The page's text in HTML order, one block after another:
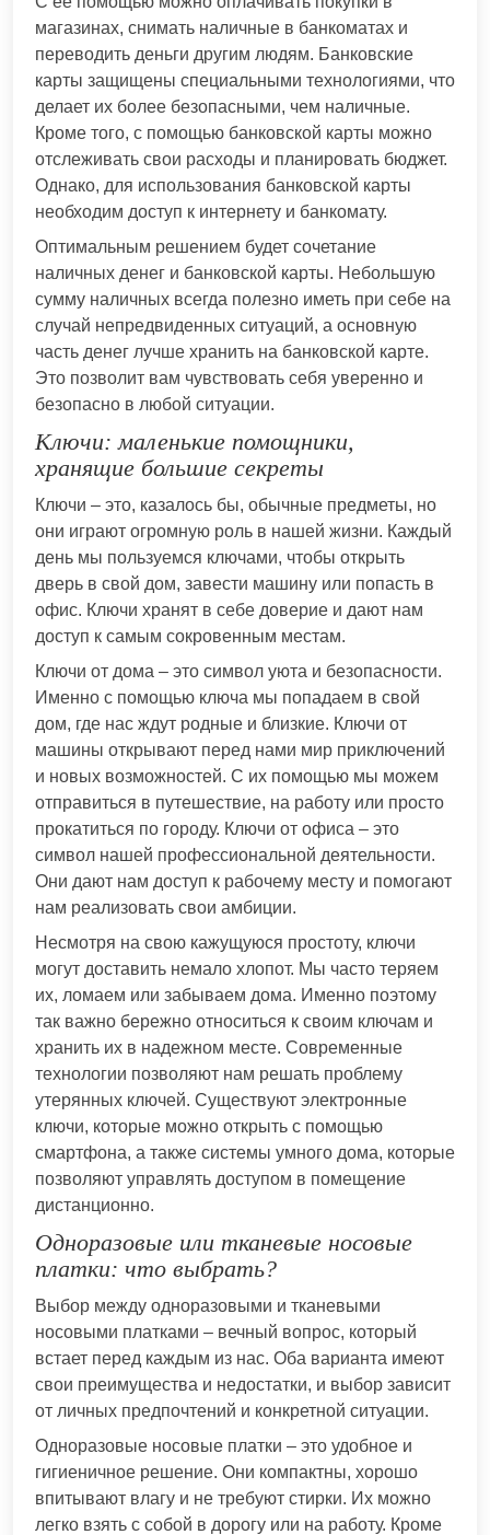
магазинах, снимать наличные в банкоматах и
переводить деньги другим людям. Банковские
карты защищены специальными технологиями, что
делает их более безопасными, чем наличные.
Кроме того, с помощью банковской карты можно
отслеживать свои расходы и планировать бюджет.
Однако, для использования банковской карты
необходим доступ к интернету и банкомату.
Оптимальным решением будет сочетание
наличных денег и банковской карты. Небольшую
сумму наличных всегда полезно иметь при себе на
случай непредвиденных ситуаций, а основную
часть денег лучше хранить на банковской карте.
Это позволит вам чувствовать себя уверенно и
безопасно в любой ситуации.
Ключи: маленькие помощники,
хранящие большие секреты
Ключи – это, казалось бы, обычные предметы, но
они играют огромную роль в нашей жизни. Каждый
день мы пользуемся ключами, чтобы открыть
дверь в свой дом, завести машину или попасть в
офис. Ключи хранят в себе доверие и дают нам
доступ к самым сокровенным местам.
Ключи от дома – это символ уюта и безопасности.
Именно с помощью ключа мы попадаем в свой
дом, где нас ждут родные и близкие. Ключи от
машины открывают перед нами мир приключений
и новых возможностей. С их помощью мы можем
отправиться в путешествие, на работу или просто
прокатиться по городу. Ключи от офиса – это
символ нашей профессиональной деятельности.
Они дают нам доступ к рабочему месту и помогают
нам реализовать свои амбиции.
Несмотря на свою кажущуюся простоту, ключи
могут доставить немало хлопот. Мы часто теряем
их, ломаем или забываем дома. Именно поэтому
так важно бережно относиться к своим ключам и
хранить их в надежном месте. Современные
технологии позволяют нам решать проблему
утерянных ключей. Существуют электронные
ключи, которые можно открыть с помощью
смартфона, а также системы умного дома, которые
позволяют управлять доступом в помещение
дистанционно.
Одноразовые или тканевые носовые
платки: что выбрать?
Выбор между одноразовыми и тканевыми
носовыми платками – вечный вопрос, который
встает перед каждым из нас. Оба варианта имеют
свои преимущества и недостатки, и выбор зависит
от личных предпочтений и конкретной ситуации.
Одноразовые носовые платки – это удобное и
гигиеничное решение. Они компактны, хорошо
впитывают влагу и не требуют стирки. Их можно
легко взять с собой в дорогу или на работу. Кроме